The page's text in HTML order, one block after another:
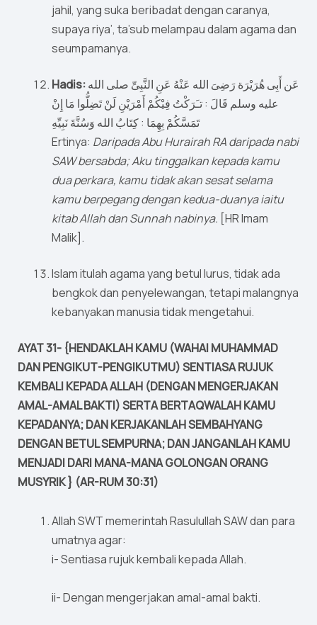
jahil, yang suka beribadat dengan caranya,
supaya riya’, ta’sub melampau dalam agama dan
seumpamanya.
Hadis:عَن أَبِى هُرَيْرَة رَضِىَ الله عَنْهُ عَنِ النَّبِىِّ صلى الله
عليه وسلم قَالَ : تـَرَكْتُ فِيْكُمْ أَمْرَيْنِ لَنْ تَضِلُّوا مَا إِنْ
تَمَسَّكُمْ بِهِمَا : كِتَابُ الله وَسُنَّةَ نَبِيِّهِ
Ertinya: Daripada Abu Hurairah RA daripada nabi
SAW bersabda; Aku tinggalkan kepada kamu
dua perkara, kamu tidak akan sesat selama
kamu berpegang dengan kedua-duanya iaitu
kitab Allah dan Sunnah nabinya. [HR Imam
Malik].
Islam itulah agama yang betul lurus, tidak ada
bengkok dan penyelewangan, tetapi malangnya
kebanyakan manusia tidak mengetahui.
AYAT 31- {HENDAKLAH KAMU (WAHAI MUHAMMAD
DAN PENGIKUT-PENGIKUTMU) SENTIASA RUJUK
KEMBALI KEPADA ALLAH (DENGAN MENGERJAKAN
AMAL-AMAL BAKTI) SERTA BERTAQWALAH KAMU
KEPADANYA; DAN KERJAKANLAH SEMBAHYANG
DENGAN BETUL SEMPURNA; DAN JANGANLAH KAMU
MENJADI DARI MANA-MANA GOLONGAN ORANG
MUSYRIK } (AR-RUM 30:31)
Allah SWT memerintah Rasulullah SAW dan para
umatnya agar:
i- Sentiasa rujuk kembali kepada Allah.
ii- Dengan mengerjakan amal-amal bakti.